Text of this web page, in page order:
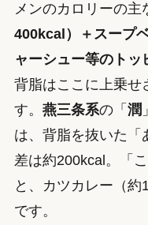
メンのカロリーの主
400kcal）＋スープ
ャーシュー等のトッ
背脂はここに上乗せ
す。 燕三条系の「 潤
は、背脂を抜いた「
差は約200kcal。「
と、カツカレー（
です。